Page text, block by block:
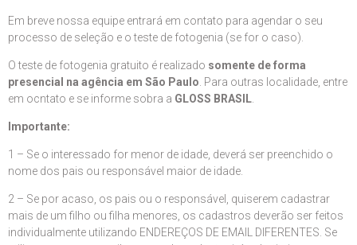
Em breve nossa equipe entrará em contato para agendar o seu
processo de seleção e o teste de fotogenia (se for o caso).
O teste de fotogenia gratuito é realizado somente de forma
presencial na agência em São Paulo . Para outras localidade, entre
em ocntato e se informe sobra a GLOSS BRASIL
Importante:
1 – Se o interessado for menor de idade, deverá ser preenchido o
nome dos pais ou responsável maior de idade.
2 – Se por acaso, os pais ou o responsável, quiserem cadastrar
mais de um filho ou filha menores, os cadastros deverão ser feitos
individualmente utilizando ENDEREÇOS DE EMAIL DIFERENTES. Se